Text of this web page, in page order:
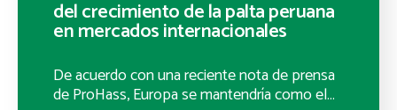
del crecimiento de la palta peruana
en mercados internacionales
De acuerdo con una reciente nota de prensa
de ProHass, Europa se mantendría como el…